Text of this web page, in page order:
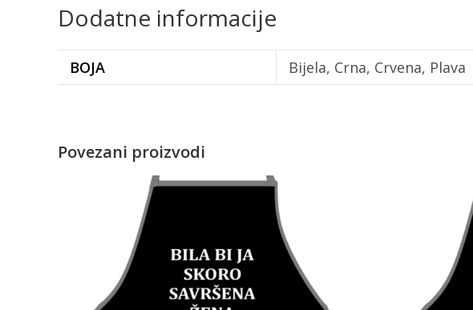
Dodatne informacije
BOJA Bijela, Crna, Crvena, Plava
Povezani proizvodi